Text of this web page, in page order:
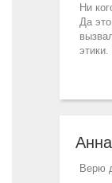
Ни
Да
Анна
Верю